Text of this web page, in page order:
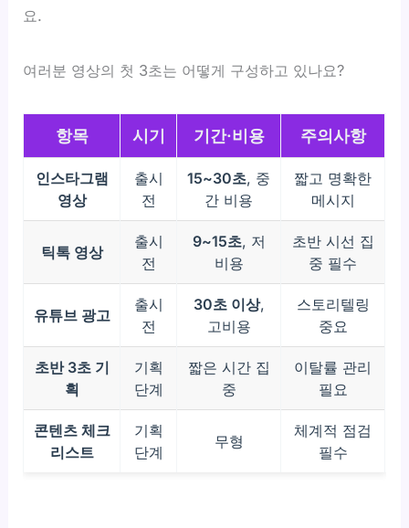
요.
여러분 영상의 첫 3초는 어떻게 구성하고 있나요?
항목 시기 기간·비용 주의사항
인스타그램
영상
출시
전
15~30초, 중
간 비용
짧고 명확한
메시지
틱톡 영상
출시
전
9~15초, 저
비용
초반 시선 집
중 필수
유튜브 광고
출시
전
30초 이상,
고비용
스토리텔링
중요
초반 3초 기
획
기획
단계
짧은 시간 집
중
이탈률 관리
필요
콘텐츠 체크
리스트
기획
단계
무형
체계적 점검
필수